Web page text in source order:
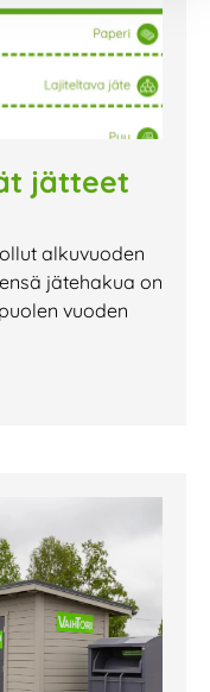
jätteet
alkuvuoden
jätehakua on
vuoden